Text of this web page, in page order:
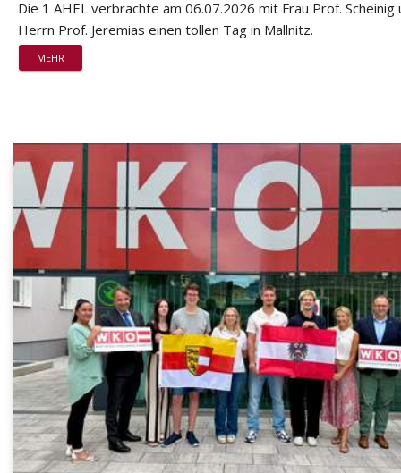
Die 1 AHEL verbrachte am 06.07.2026 mit Frau Prof. Scheinig
Herrn Prof. Jeremias einen tollen Tag in Mallnitz.
MEHR